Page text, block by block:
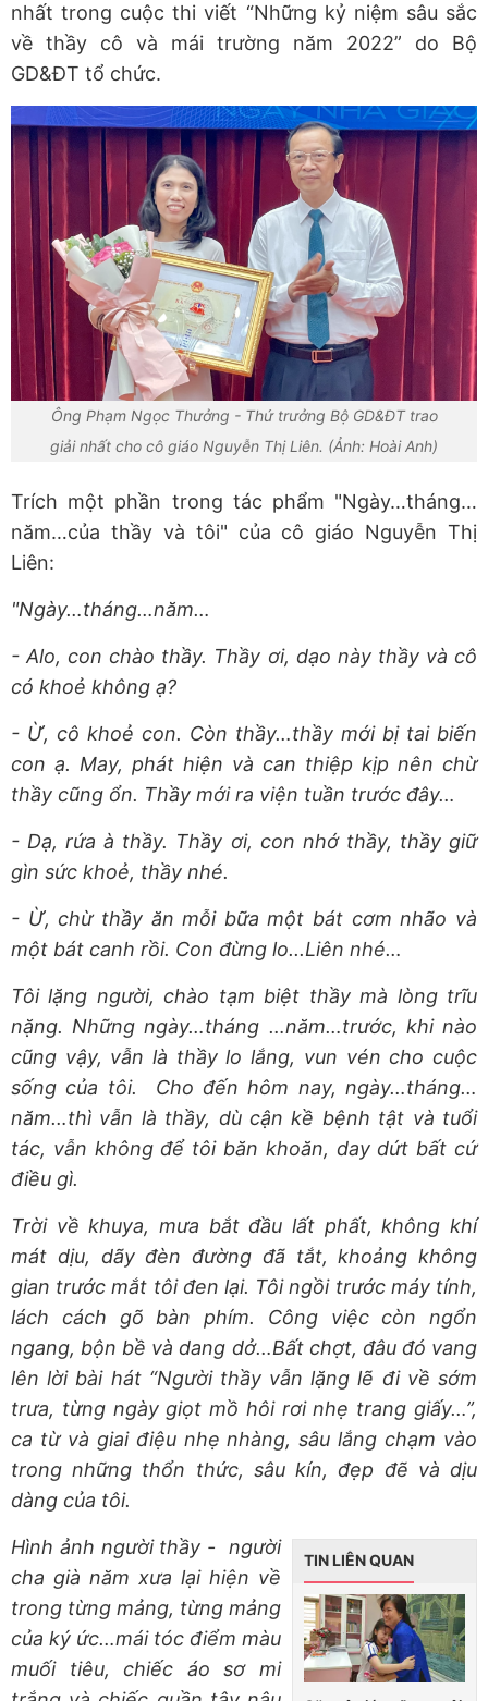
nhất trong cuộc thi viết “Những kỷ niệm sâu sắc
về thầy cô và mái trường năm 2022” do Bộ
GD&ĐT tổ chức.
Ông Phạm Ngọc Thưởng - Thứ trưởng Bộ GD&ĐT trao
giải nhất cho cô giáo Nguyễn Thị Liên. (Ảnh: Hoài Anh)
Trích một phần trong tác phẩm "Ngày…tháng…
năm…của thầy và tôi" của cô giáo Nguyễn Thị
Liên:
"Ngày…tháng…năm…
- Alo, con chào thầy. Thầy ơi, dạo này thầy và cô
có khoẻ không ạ?
- Ừ, cô khoẻ con. Còn thầy…thầy mới bị tai biến
con ạ. May, phát hiện và can thiệp kịp nên chừ
thầy cũng ổn. Thầy mới ra viện tuần trước đây…
- Dạ, rứa à thầy. Thầy ơi, con nhớ thầy, thầy giữ
gìn sức khoẻ, thầy nhé.
- Ừ, chừ thầy ăn mỗi bữa một bát cơm nhão và
một bát canh rồi. Con đừng lo...Liên nhé…
Tôi lặng người, chào tạm biệt thầy mà lòng trĩu
nặng. Những ngày…tháng …năm…trước, khi nào
cũng vậy, vẫn là thầy lo lắng, vun vén cho cuộc
sống của tôi. Cho đến hôm nay, ngày…tháng…
năm…thì vẫn là thầy, dù cận kề bệnh tật và tuổi
tác, vẫn không để tôi băn khoăn, day dứt bất cứ
điều gì.
Trời về khuya, mưa bắt đầu lất phất, không khí
mát dịu, dãy đèn đường đã tắt, khoảng không
gian trước mắt tôi đen lại. Tôi ngồi trước máy tính,
lách cách gõ bàn phím. Công việc còn ngổn
ngang, bộn bề và dang dở…Bất chợt, đâu đó vang
lên lời bài hát “Người thầy vẫn lặng lẽ đi về sớm
trưa, từng ngày giọt mồ hôi rơi nhẹ trang giấy…”,
ca từ và giai điệu nhẹ nhàng, sâu lắng chạm vào
trong những thổn thức, sâu kín, đẹp đẽ và dịu
dàng của tôi.
TIN LIÊN QUAN
Hình ảnh người thầy - người
cha già năm xưa lại hiện về
trong từng mảng, từng mảng
của ký ức…mái tóc điểm màu
muối tiêu, chiếc áo sơ mi